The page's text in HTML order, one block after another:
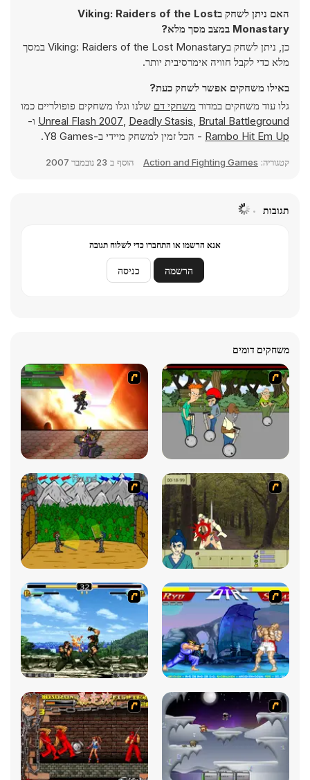
האם ניתן לשחק בViking: Raiders of the Lost
Monastary במצב מסך מלא?
כן, ניתן לשחק בViking: Raiders of the Lost Monastary במסך
מלא כדי לקבל חוויה אימרסיבית יותר.
באילו משחקים אפשר לשחק כעת?
גלו עוד משחקים במדור משחקי דם שלנו וגלו משחקים פופולריים כמו
Unreal Flash 2007, Deadly Stasis, Brutal Battleground
ו-
Rambo Hit Em Up - הכל זמין למשחק מיידי ב-Y8 Games.
קטגוריה: Action and Fighting Games הוסף ב 23 נובמבר 2007
תגובות
אנא הרשמו או התחברו כדי לשלוח תגובה
הרשמה כניסה
משחקים דומים